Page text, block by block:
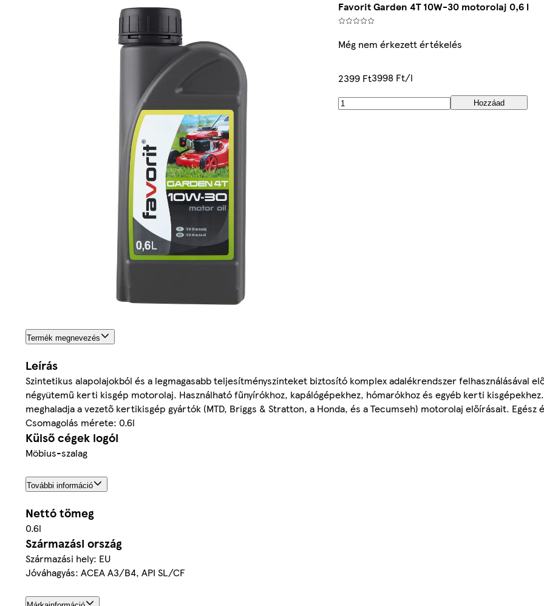
Favorit Garden 4T 10W-30 motorolaj 0,6 l
Még nem érkezett értékelés
2399 Ft3998 Ft/l
Hozzáad
Termék megnevezés
Leírás
Szintetikus alapolajokból és a legmagasabb teljesítményszinteket biztosító komplex adalékrendszer felhasználásával
négyütemű kerti kisgép motorolaj. Használható fűnyírókhoz, kapálógépekhez, hómarókhoz és egyéb kerti
meghaladja a vezető kertikisgép gyártók (MTD, Briggs & Stratton, a Honda, és a Tecumseh) motorolaj előírásait. Egész
Csomagolás mérete: 0.6l
Külső cégek logói
Möbius-szalag
További információ
Nettó tömeg
0.6l
Származási ország
Származási hely: EU
Jóváhagyás: ACEA A3/B4, API SL/CF